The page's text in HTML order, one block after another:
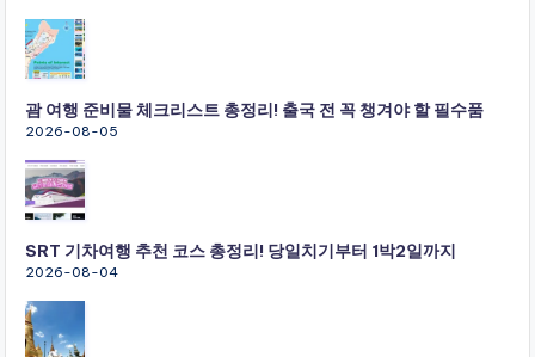
괌 여행 준비물 체크리스트 총정리! 출국 전 꼭 챙겨야 할 필수품
2026-08-05
SRT 기차여행 추천 코스 총정리! 당일치기부터 1박2일까지
2026-08-04